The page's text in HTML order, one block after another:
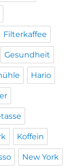
Filterkaffee
Gesundheit
Hario
Koffein
New York